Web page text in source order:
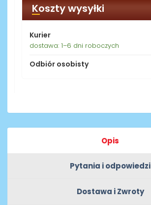
Koszty wysyłki
Kurier
dostawa: 1–6 dni roboczych
Odbiór osobisty
Opis
Pytania i odpowiedzi
Dostawa i Zwroty